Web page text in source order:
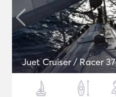
Juet Cruiser / Racer 37